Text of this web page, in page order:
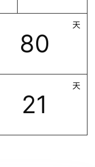
80
天
21
天